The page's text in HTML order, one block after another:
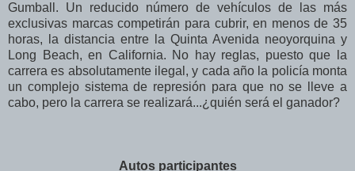
Gumball. Un reducido número de vehículos de las más
exclusivas marcas competirán para cubrir, en menos de 35
horas, la distancia entre la Quinta Avenida neoyorquina y
Long Beach, en California. No hay reglas, puesto que la
carrera es absolutamente ilegal, y cada año la policía monta
un complejo sistema de represión para que no se lleve a
cabo, pero la carrera se realizará...¿quién será el ganador?
Autos participantes